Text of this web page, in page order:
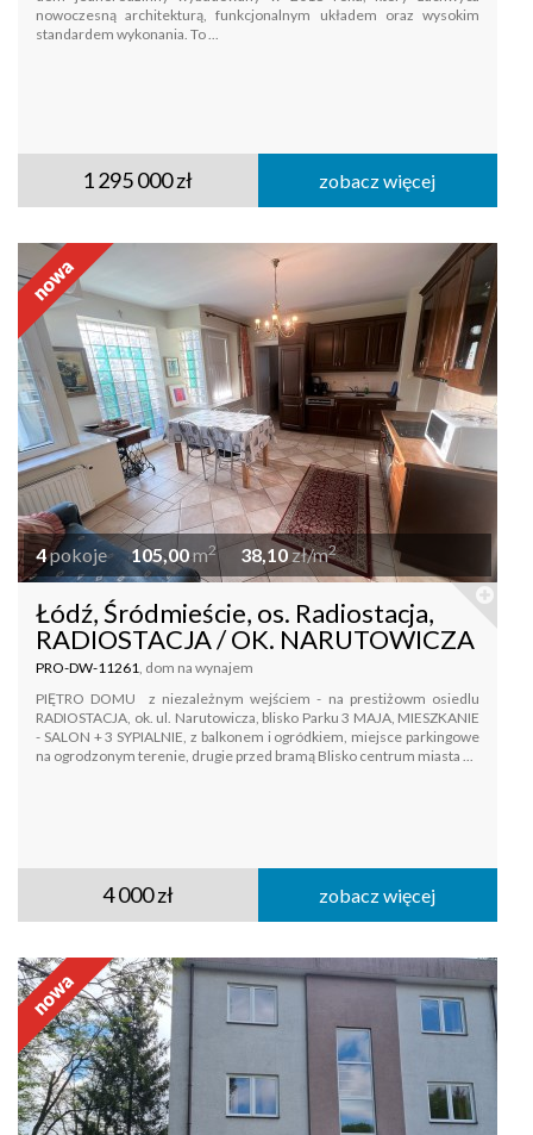
nowoczesną architekturą, funkcjonalnym układem oraz wysokim
standardem wykonania. To ...
1 295 000 zł zobacz więcej
4pokoje 105,00m2 38,10zł/m2
Łódź, Śródmieście, os. Radiostacja,
RADIOSTACJA / OK. NARUTOWICZA
PRO-DW-11261, dom na wynajem
PIĘTRO DOMU z niezależnym wejściem - na prestiżowm osiedlu
RADIOSTACJA, ok. ul. Narutowicza, blisko Parku 3 MAJA, MIESZKANIE
- SALON + 3 SYPIALNIE, z balkonem i ogródkiem, miejsce parkingowe
na ogrodzonym terenie, drugie przed bramą Blisko centrum miasta ...
4 000 zł zobacz więcej